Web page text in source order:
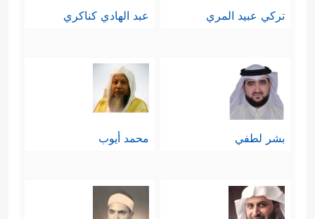
تركي عبيد المري عبد الهادي كناكري
بشر لطفي محمد أيوب